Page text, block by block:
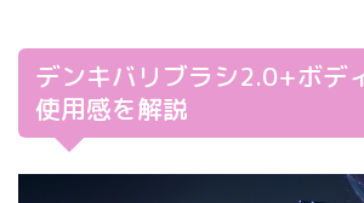
デンキバリブラシ2.0+ボデ
使用感を解説